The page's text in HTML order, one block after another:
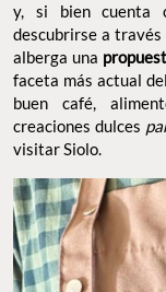
y, si bien cuenta
descubrirse a través
alberga una
faceta más actual
buen café,
creaciones dulces
visitar Siolo.